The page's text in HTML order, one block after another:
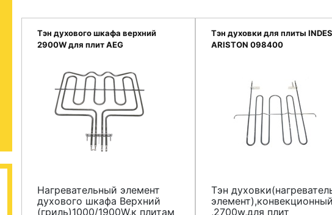
Тэн духового шкафа верхний
2900W для плит AEG
Нагревательный элемент
духового шкафа Верхний
(гриль)1000/1900W,к плитам
Тэн духовки для плиты
ARISTON 098400
Тэн
элемент),конвекционный
,2700w,для плит